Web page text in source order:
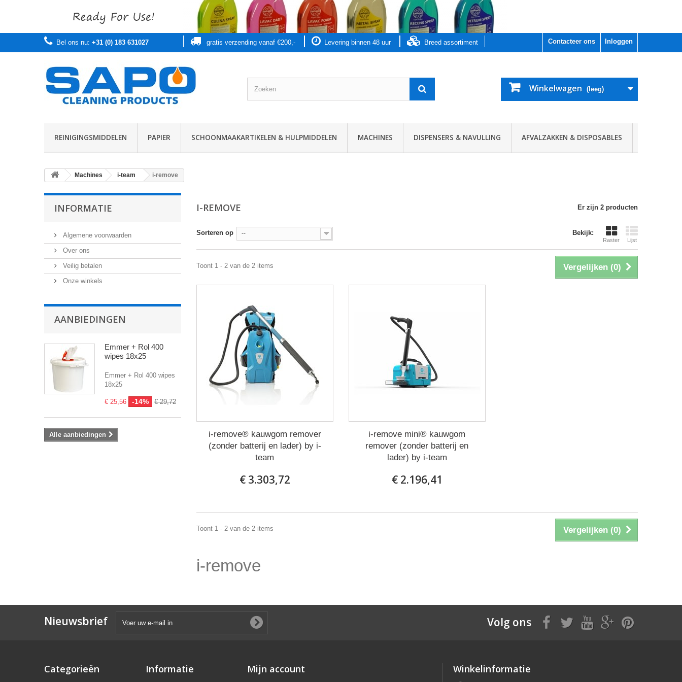
Inloggen
Contacteer ons
Bel ons nu: +31 (0) 183 631027 Breed assortiment
Levering binnen 48 uur
gratis verzending vanaf €200,-
Winkelwagen (leeg)
REINIGINGSMIDDELEN PAPIER SCHOONMAAKARTIKELEN & HULPMIDDELEN MACHINES DISPENSERS & NAVULLING AFVALZAKKEN & DISPOSABLES
Machines i-team i-remove
INFORMATIE
Algemene voorwaarden
Over ons
Veilig betalen
Onze winkels
AANBIEDINGEN
Emmer + Rol 400
wipes 18x25
Emmer + Rol 400 wipes
18x25
€ 25,56 -14% € 29,72
Alle aanbiedingen
I-REMOVE Er zijn 2 producten
Bekijk:
Raster Lijst
Sorteren op --
Vergelijken (0)
Toont 1 - 2 van de 2 items
i-remove® kauwgom remover
(zonder batterij en lader) by i-
team
€ 3.303,72
i-remove mini® kauwgom
remover (zonder batterij en
lader) by i-team
€ 2.196,41
Vergelijken (0)
Toont 1 - 2 van de 2 items
i-remove
Nieuwsbrief Volg ons
Categorieën Informatie Mijn account Winkelinformatie